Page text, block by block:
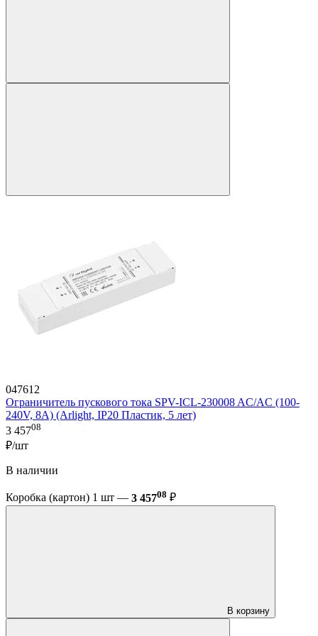
047612
Ограничитель пускового тока SPV-ICL-230008 AC/AC (100-
240V, 8A) (Arlight, IP20 Пластик, 5 лет)
3 45708
₽/шт
В наличии
Коробка (картон) 1 шт — 3 45708 ₽
В корзину